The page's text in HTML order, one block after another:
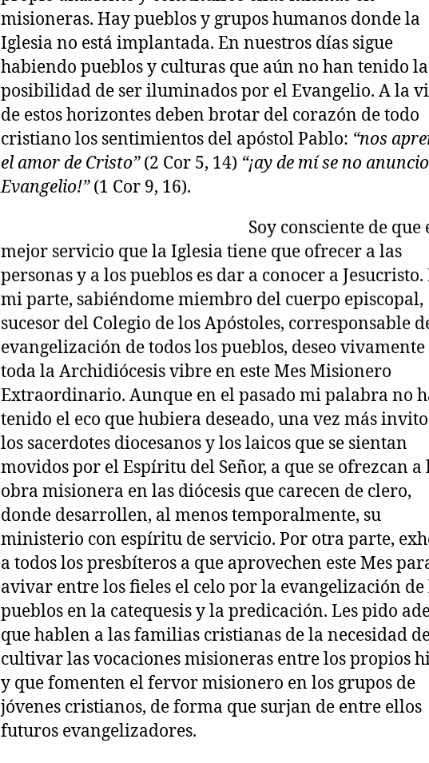
misioneras. Hay pueblos y grupos humanos donde la
Iglesia no está implantada. En nuestros días sigue
habiendo pueblos y culturas que aún no han tenido la
posibilidad de ser iluminados por el Evangelio. A la
de estos horizontes deben brotar del corazón de todo
cristiano los sentimientos del apóstol Pablo: “nos
el amor de Cristo”(2 Cor 5, 14) “¡ay de mí se no
Evangelio!”(1 Cor 9, 16).
Soy consciente de que
mejor servicio que la Iglesia tiene que ofrecer a las
personas y a los pueblos es dar a conocer a Jesucristo.
mi parte, sabiéndome miembro del cuerpo episcopal,
sucesor del Colegio de los Apóstoles, corresponsable
evangelización de todos los pueblos, deseo vivamente
toda la Archidiócesis vibre en este Mes Misionero
Extraordinario. Aunque en el pasado mi palabra no
tenido el eco que hubiera deseado, una vez más
los sacerdotes diocesanos y los laicos que se sientan
movidos por el Espíritu del Señor, a que se ofrezcan a
obra misionera en las diócesis que carecen de clero,
donde desarrollen, al menos temporalmente, su
ministerio con espíritu de servicio. Por otra parte,
a todos los presbíteros a que aprovechen este Mes
avivar entre los fieles el celo por la evangelización de
pueblos en la catequesis y la predicación. Les pido
que hablen a las familias cristianas de la necesidad
cultivar las vocaciones misioneras entre los propios
y que fomenten el fervor misionero en los grupos de
jóvenes cristianos, de forma que surjan de entre ellos
futuros evangelizadores.